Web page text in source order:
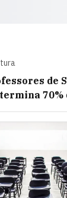
de
70%